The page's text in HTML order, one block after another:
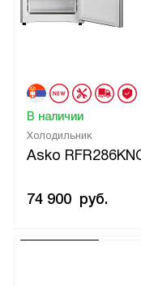
Холодильник
Asko
В наличии
74 900 руб.